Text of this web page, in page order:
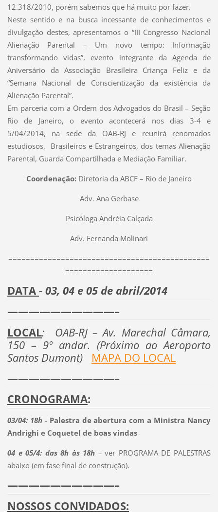
12.318/2010, porém sabemos que há muito por fazer.
Neste sentido e na busca incessante de conhecimentos e
divulgação destes, apresentamos o “III Congresso Nacional
Alienação Parental – Um novo tempo: Informação
transformando vidas”, evento integrante da Agenda de
Aniversário da Associação Brasileira Criança Feliz e da
“Semana Nacional de Conscientização da existência da
Alienação Parental”.
Em parceria com a Ordem dos Advogados do Brasil – Seção
Rio de Janeiro, o evento acontecerá nos dias 3-4 e
5/04/2014, na sede da OAB-RJ e reunirá renomados
estudiosos, Brasileiros e Estrangeiros, dos temas Alienação
Parental, Guarda Compartilhada e Mediação Familiar.
Coordenação: Diretoria da ABCF – Rio de Janeiro
Adv. Ana Gerbase
Psicóloga Andréia Calçada
Adv. Fernanda Molinari
==============================================
====================
DATA-03, 04 e 05 de abril/2014
——————————–
LOCAL: OAB-RJ – Av. Marechal Câmara,
150– 9º andar. (Próximo ao Aeroporto
Santos Dumont)
MAPA DO LOCAL
——————————–
CRONOGRAMA:
03/04: 18h- Palestra de abertura com a Ministra Nancy
Andrighi e Coquetel de boas vindas
04 e 05/4: das 8h às 18h –ver PROGRAMA DE PALESTRAS
abaixo (em fase final de construção).
——————————–
NOSSOS CONVIDADOS: